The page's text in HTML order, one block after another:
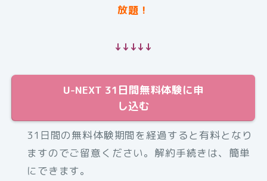
放題！
↓↓↓↓↓
U-NEXT 31日間無料体験に申
し込む
31日間の無料体験期間を経過すると有料となり
ますのでご留意ください。解約手続きは、簡単
にできます。